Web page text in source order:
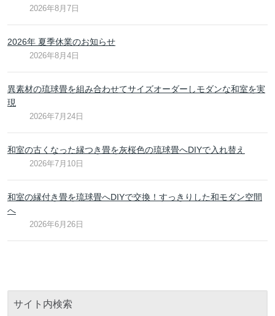
2026年8月7日
2026年 夏季休業のお知らせ
2026年8月4日
異素材の琉球畳を組み合わせてサイズオーダーしモダンな和室を実
現
2026年7月24日
和室の古くなった縁つき畳を灰桜色の琉球畳へDIYで入れ替え
2026年7月10日
和室の縁付き畳を琉球畳へDIYで交換！すっきりした和モダン空間
へ
2026年6月26日
サイト内検索